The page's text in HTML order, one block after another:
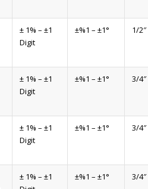
± 1% – ±1
Digit
±%1 – ±1° 1/2″
± 1% – ±1
Digit
±%1 – ±1° 3/4″
± 1% – ±1
Digit
±%1 – ±1° 3/4″
± 1% – ±1
±%1 – ±1° 3/4″